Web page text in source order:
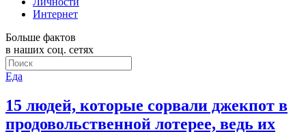
Интернет
Больше фактов
в наших соц. сетях
Еда
15 людей, которые сорвали джекпот в
продовольственной лотерее, ведь их